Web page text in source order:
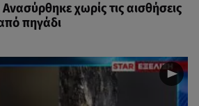
χωρίς τις αισθήσεις
πηγάδι